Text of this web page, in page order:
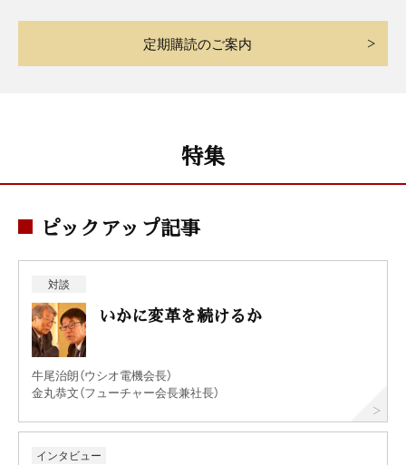
定期購読のご案内
特集
ピックアップ記事
対談
いかに変革を続けるか
牛尾治朗（ウシオ電機会長）
金丸恭文（フューチャー会長兼社長）
インタビュー